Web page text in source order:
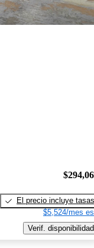
El precio incluye tasas
$5,524/mes
Verif. disponibilidad